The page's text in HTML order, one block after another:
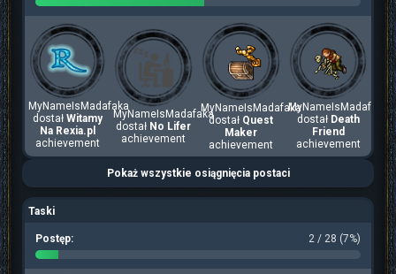
MyNameIsMadafaka
dostał Witamy
Na Rexia.pl
achievement
MyNameIsMadafaka
dostał No Lifer
achievement
MyNameIsMadafaka
dostał Quest
Maker
achievement
MyNameIsMadafaka
dostał Death
Friend
achievement
Pokaż wszystkie osiągnięcia postaci
Taski
Postęp: 2 / 28 (7%)